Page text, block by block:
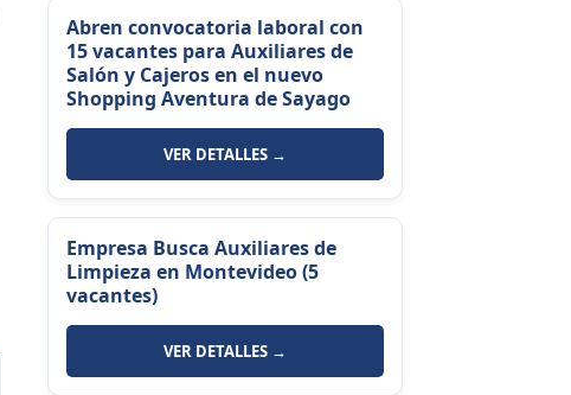
Abren convocatoria laboral con
15 vacantes para Auxiliares de
Salón y Cajeros en el nuevo
Shopping Aventura de Sayago
VER DETALLES →
Empresa Busca Auxiliares de
Limpieza en Montevideo (5
vacantes)
VER DETALLES →